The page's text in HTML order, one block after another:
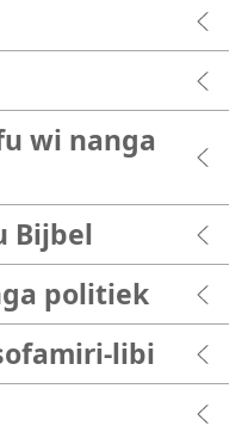
wi nanga
Bijbel
politiek
libi